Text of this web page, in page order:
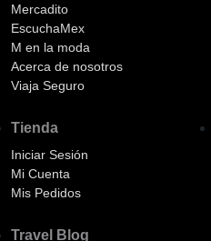
Mercadito
EscuchaMex
M en la moda
Acerca de nosotros
Viaja Seguro
Tienda
Iniciar Sesión
Mi Cuenta
Mis Pedidos
Travel Blog